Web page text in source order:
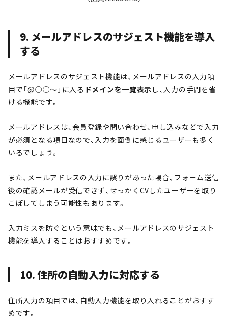
9. メールアドレスのサジェスト機能を導入
する
メールアドレスのサジェスト機能は、メールアドレスの入力項
目で「@○○～」に入る ドメインを一覧表示 し、入力の手間を省
ける機能です。
メールアドレスは、会員登録や問い合わせ、申し込みなどで入力
が必須となる項目なので、入力を面倒に感じるユーザーも多く
いるでしょう。
また、メールアドレスの入力に誤りがあった場合、フォーム送信
後の確認メールが受信できず、せっかくCVしたユーザーを取り
こぼしてしまう可能性もあります。
入力ミスを防ぐという意味でも、メールアドレスのサジェスト
機能を導入することはおすすめです。
10. 住所の自動入力に対応する
住所入力の項目では、自動入力機能を取り入れることがおすす
めです。